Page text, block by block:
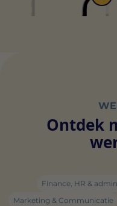
Ontdek
Finance, HR &
Marketing & Communicatie